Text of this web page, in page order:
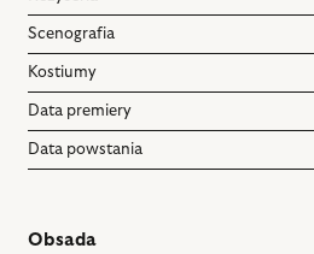
Scenografia
Kostiumy
Data premiery
Data powstania
Obsada